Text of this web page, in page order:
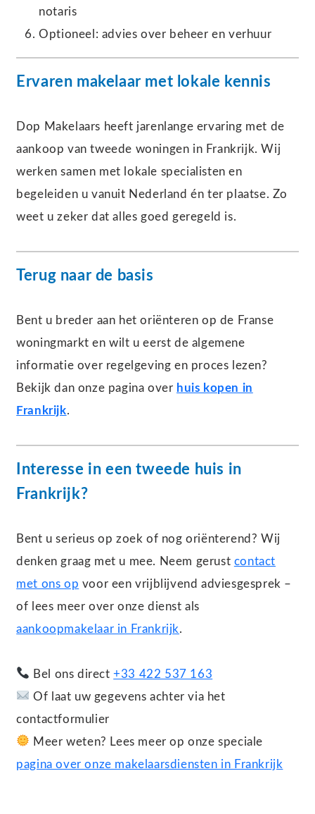
notaris
Optioneel: advies over beheer en verhuur
Ervaren makelaar met lokale kennis
Dop Makelaars heeft jarenlange ervaring met de
aankoop van tweede woningen in Frankrijk. Wij
werken samen met lokale specialisten en
begeleiden u vanuit Nederland én ter plaatse. Zo
weet u zeker dat alles goed geregeld is.
Terug naar de basis
Bent u breder aan het oriënteren op de Franse
woningmarkt en wilt u eerst de algemene
informatie over regelgeving en proces lezen?
Bekijk dan onze pagina over huis kopen in
Frankrijk.
Interesse in een tweede huis in
Frankrijk?
Bent u serieus op zoek of nog oriënterend? Wij
denken graag met u mee. Neem gerust contact
met ons op voor een vrijblijvend adviesgesprek –
of lees meer over onze dienst als
aankoopmakelaar in Frankrijk.
Bel ons direct+33 422 537 163
Of laat uw gegevens achter via het
contactformulier
Meer weten? Lees meer op onze speciale
pagina over onze makelaarsdiensten in Frankrijk